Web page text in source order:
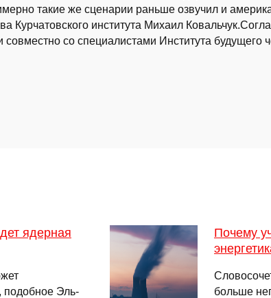
такие же сценарии раньше озвучил и
Курчатовского института Михаил
совместно со специалистами Института будущего
ядерная
подобное Эль-
Почему
больше